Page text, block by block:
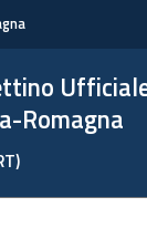
Romagna